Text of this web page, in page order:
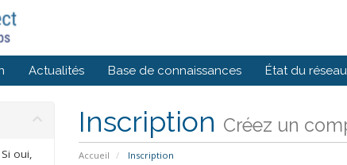
Actualités Base de connaissances État du réseau
Inscription Créez un
Accueil Inscription
oui,